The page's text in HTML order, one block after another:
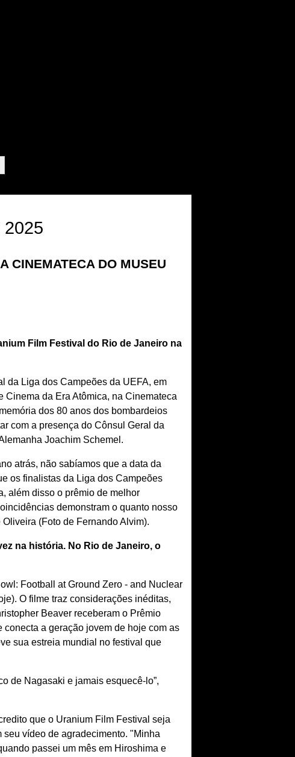
2025
CINEMATECA DO MUSEU
Film Festival do Rio de Janeiro na
da Liga dos Campeões da UEFA, em
Cinema da Era Atômica, na Cinemateca
dos 80 anos dos bombardeios
com a presença do Cônsul Geral da
Joachim Schemel.
atrás, não sabíamos que a data da
os finalistas da Liga dos Campeões
além disso o prêmio de melhor
demonstram o quanto nosso
(Foto de Fernando Alvim).
na história. No Rio de Janeiro, o
Football at Ground Zero - and Nuclear
O filme traz considerações inéditas,
Beaver receberam o Prêmio
a geração jovem de hoje com as
sua estreia mundial no festival que
de Nagasaki e jamais esquecê-lo”,
que o Uranium Film Festival seja
vídeo de agradecimento. "Minha
passei um mês em Hiroshima e